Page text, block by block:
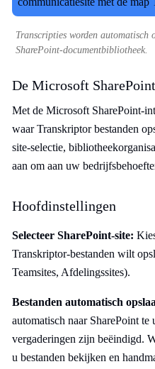
Transcripties worden automatisch
SharePoint-documentbibliotheek.
De Microsoft
Met de Microsoft SharePoint-
waar Transkriptor bestanden
site-selectie,
aan om aan uw
Hoofdinstellingen
Selecteer SharePoint-site:
Transkriptor-bestanden wilt
Teamsites, Afdelingssites).
Bestanden automatisch
automatisch naar SharePoint
vergaderingen zijn beëindigd.
u bestanden bekijken en